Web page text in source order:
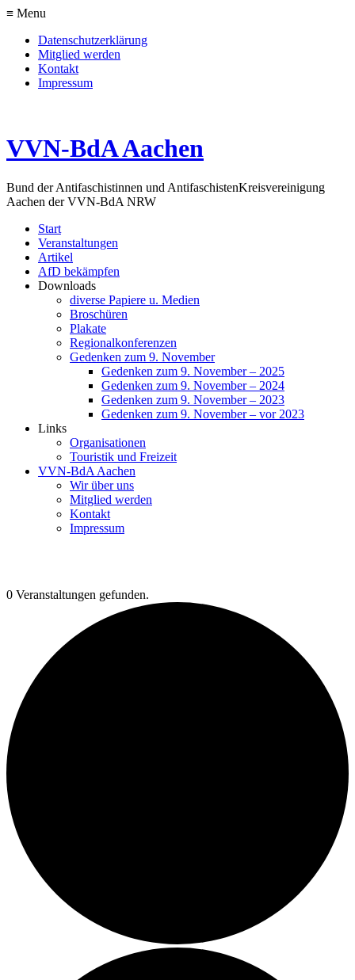
≡ Menu
Datenschutzerklärung
Mitglied werden
Kontakt
Impressum
VVN-BdA Aachen
Bund der Antifaschistinnen und AntifaschistenKreisvereinigung
Aachen der VVN-BdA NRW
Start
Veranstaltungen
Artikel
AfD bekämpfen
Downloads
diverse Papiere u. Medien
Broschüren
Plakate
Regionalkonferenzen
Gedenken zum 9. November
Gedenken zum 9. November – 2025
Gedenken zum 9. November – 2024
Gedenken zum 9. November – 2023
Gedenken zum 9. November – vor 2023
Links
Organisationen
Touristik und Freizeit
VVN-BdA Aachen
Wir über uns
Mitglied werden
Kontakt
Impressum
0 Veranstaltungen gefunden.